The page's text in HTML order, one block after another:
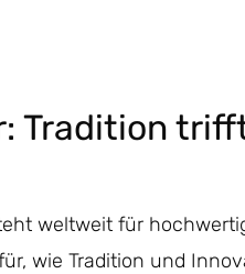
Tradition
weltweit für
wie Tradition und